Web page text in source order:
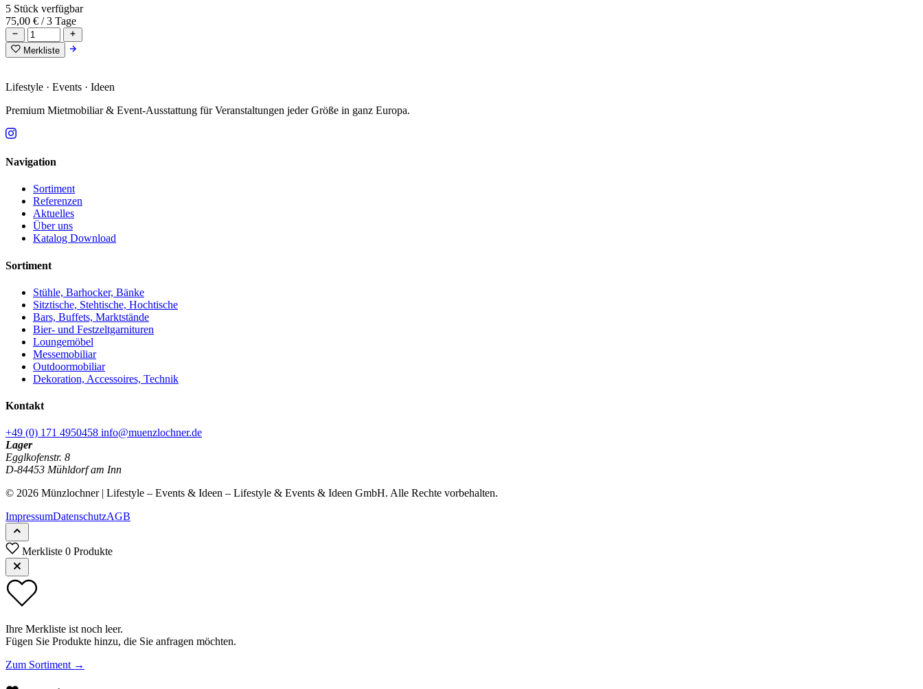
5 Stück verfügbar
75,00 € / 3 Tage
Merkliste
Lifestyle · Events · Ideen
Premium Mietmobiliar & Event-Ausstattung für Veranstaltungen jeder Größe in ganz Europa.
Navigation
Sortiment
Referenzen
Aktuelles
Über uns
Katalog Download
Sortiment
Stühle, Barhocker, Bänke
Sitztische, Stehtische, Hochtische
Bars, Buffets, Marktstände
Bier- und Festzeltgarnituren
Loungemöbel
Messemobiliar
Outdoormobiliar
Dekoration, Accessoires, Technik
Kontakt
+49 (0) 171 4950458 info@muenzlochner.de
Lager
Egglkofenstr. 8
D-84453 Mühldorf am Inn
© 2026 Münzlochner | Lifestyle – Events & Ideen – Lifestyle & Events & Ideen GmbH. Alle Rechte vorbehalten.
ImpressumDatenschutzAGB
Merkliste 0 Produkte
Ihre Merkliste ist noch leer.
Fügen Sie Produkte hinzu, die Sie anfragen möchten.
Zum Sortiment →